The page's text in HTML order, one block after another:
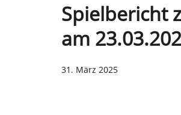
Spielbericht
am
31. März 2025